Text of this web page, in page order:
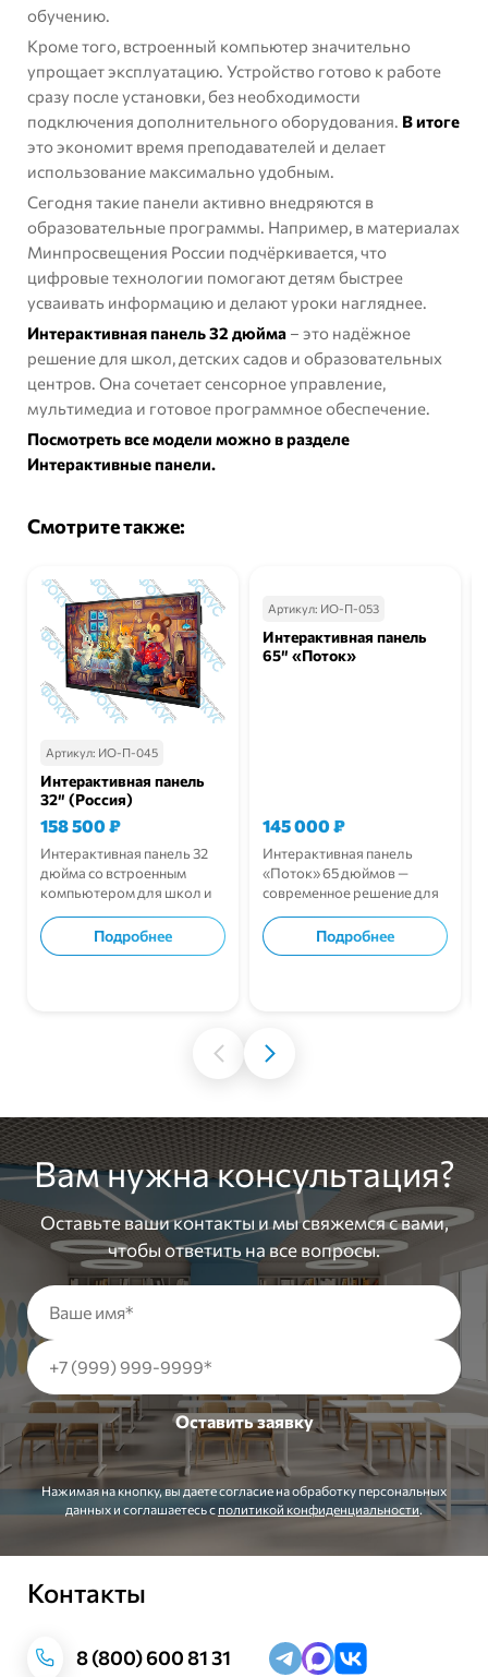
обучению.
Кроме того, встроенный компьютер значительно
упрощает эксплуатацию. Устройство готово к работе
сразу после установки, без необходимости
подключения дополнительного оборудования. В итоге
это экономит время преподавателей и делает
использование максимально удобным.
Сегодня такие панели активно внедряются в
образовательные программы. Например, в материалах
Минпросвещения России подчёркивается, что
цифровые технологии помогают детям быстрее
усваивать информацию и делают уроки нагляднее.
Интерактивная панель 32 дюйма – это надёжное
решение для школ, детских садов и образовательных
центров. Она сочетает сенсорное управление,
мультимедиа и готовое программное обеспечение.
Посмотреть все модели можно в разделе
Интерактивные панели.
Смотрите также:
Артикул: ИО-П-045
Интерактивная панель
32″ (Россия)
158 500₽
Интерактивная панель 32
дюйма со встроенным
компьютером для школ и
Подробнее
Артикул: ИО-П-053
Интерактивная панель
65″ «Поток»
145 000₽
Интерактивная панель
«Поток» 65 дюймов —
современное решение для
Подробнее
Вам нужна консультация?
Оставьте ваши контакты и мы свяжемся с вами,
чтобы ответить на все вопросы.
Нажимая на кнопку, вы даете согласие на обработку персональных
данных и соглашаетесь c политикой конфиденциальности
Контакты
8 (800) 600 81 31